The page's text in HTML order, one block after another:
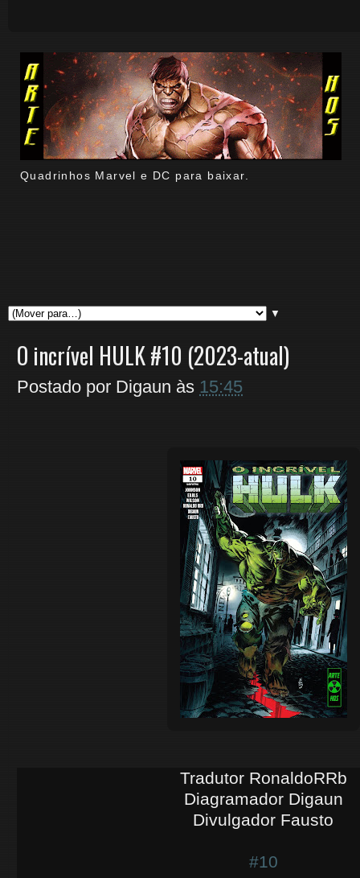
Quadrinhos Marvel e DC para baixar.
▼
O incrível HULK #10 (2023-atual)
Postado por Digaun às 15:45
Tradutor RonaldoRRb
Diagramador Digaun
Divulgador Fausto
#10